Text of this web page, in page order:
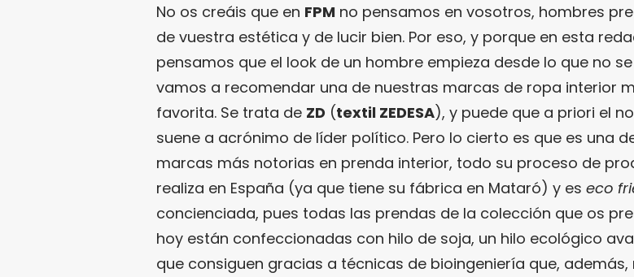
No os creáis que en FPM no pensamos en vosotros, hombres
de vuestra estética y de lucir bien. Por eso, y porque en esta
pensamos que el look de un hombre empieza desde lo que no
vamos a recomendar una de nuestras marcas de ropa interior
favorita. Se trata de ZD (textil ZEDESA), y puede que a priori el
suene a acrónimo de líder político. Pero lo cierto es que es una
marcas más notorias en prenda interior, todo su proceso de
realiza en España (ya que tiene su fábrica en Mataró) y es eco
concienciada, pues todas las prendas de la colección que os
hoy están confeccionadas con hilo de soja, un hilo ecológico
que consiguen gracias a técnicas de bioingeniería que, además,